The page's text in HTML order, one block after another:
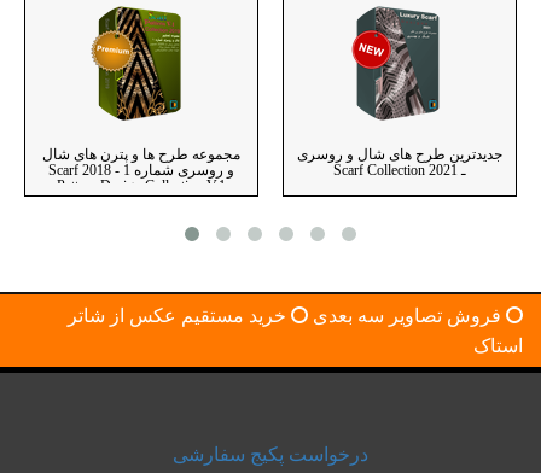
مجموعه طرح ها و پترن های شال
و روسری شماره 1 - 2018 Scarf
Pattern Design Collection V.1
جدیدترین طرح های شال و روسری
ـ Scarf Collection 2021
فروش تصاویر سه بعدی
خرید مستقیم عکس از شاتر
استاک
درخواست پکیج سفارشی